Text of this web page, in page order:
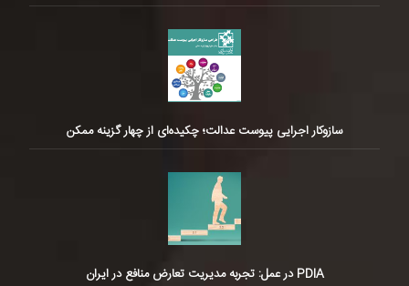
سازوکار اجرایی پیوست عدالت؛ چکیده‌ای از چهار گزینه ممکن
PDIA در عمل: تجربه مدیریت تعارض منافع در ایران